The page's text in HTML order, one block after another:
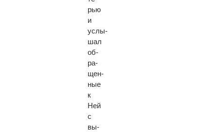
рью
и
услы­
шал
об­
ра­
щен­
ные
к
Ней
с
вы­